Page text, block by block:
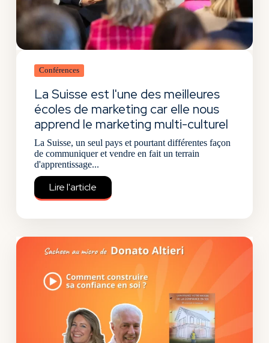
Conférences
La Suisse est l'une des meilleures
écoles de marketing car elle nous
apprend le marketing multi-culturel
La Suisse, un seul pays et pourtant différentes façon
de communiquer et vendre en fait un terrain
d'apprentissage...
Lire l'article